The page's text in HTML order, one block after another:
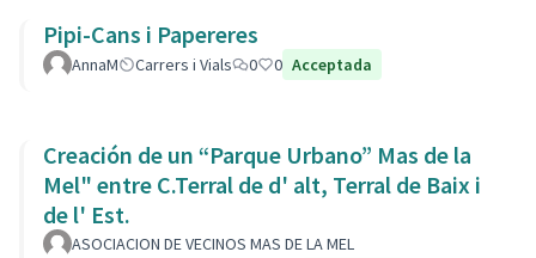
Pipi-Cans i Papereres
AnnaM Carrers i Vials 0 0 Acceptada
Creación de un “Parque Urbano” Mas de la
Mel" entre C.Terral de d' alt, Terral de Baix i
de l' Est.
ASOCIACION DE VECINOS MAS DE LA MEL